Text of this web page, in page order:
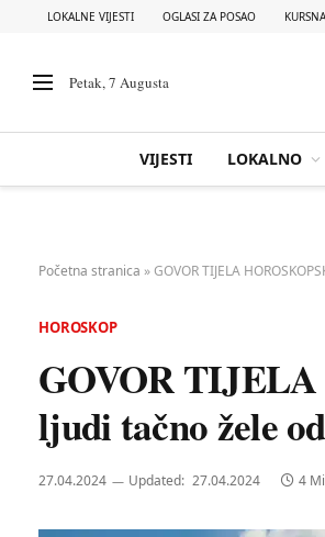
LOKALNE VIJESTI OGLASI ZA POSAO
Petak, 7 Augusta
VIJESTI LOKALNO
Početna stranica »GOVOR TIJELA
HOROSKOP
GOVOR
ljudi tačno žele
27.04.2024 Updated: 27.04.2024 4